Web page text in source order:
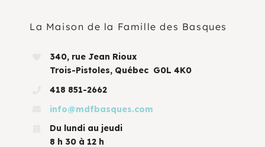
La Maison de la Famille des Basques
340, rue Jean Rioux
Trois-Pistoles, Québec G0L 4K0
418 851-2662
info@mdfbasques.com
Du lundi au jeudi
8 h 30 à 12 h